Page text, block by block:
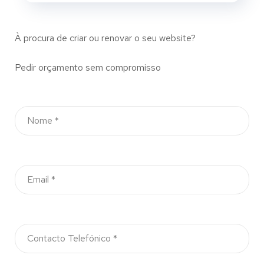
À procura de criar ou renovar o seu website?
Pedir orçamento sem compromisso